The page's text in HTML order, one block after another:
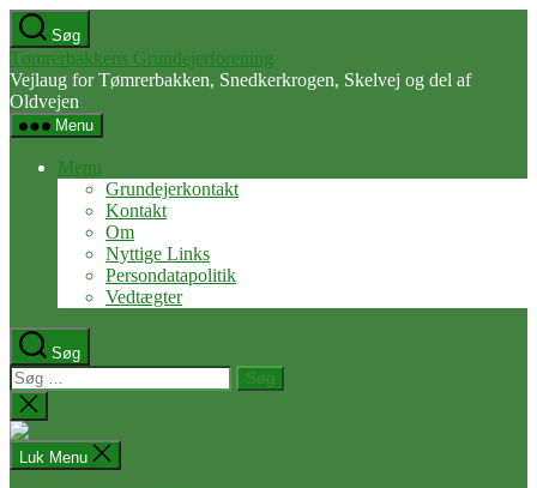
Spring
til
indholdet
Søg
Tømrerbakkens Grundejerforening
Vejlaug for Tømrerbakken, Snedkerkrogen, Skelvej og del af
Oldvejen
Menu
Menu
Grundejerkontakt
Kontakt
Om
Nyttige Links
Persondatapolitik
Vedtægter
Søg
Søg
efter:
Luk
søgning
Luk Menu